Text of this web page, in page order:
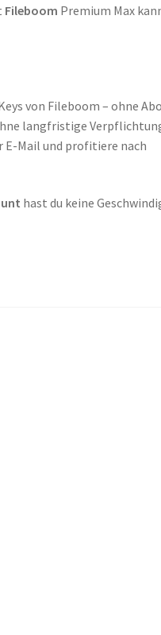
Fileboom Premium Max
von Fileboom – ohne
langfristige
E-Mail und profitiere nach
hast du keine